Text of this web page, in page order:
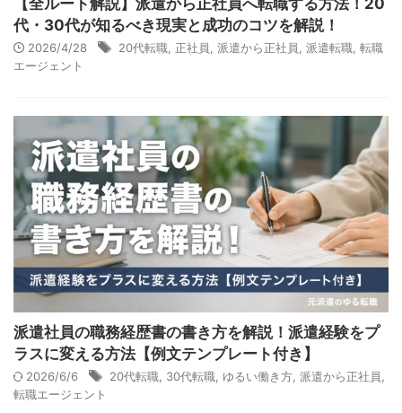
代・30代が知るべき現実と成功のコツを解説！
2026/4/28 20代転職 正社員 派遣から正社員 派遣転職 転職
エージェント
派遣社員の職務経歴書の書き方を解説！派遣経験をプ
ラスに変える方法【例文テンプレート付き】
2026/6/6 20代転職 30代転職 ゆるい働き方 派遣から正社員
転職エージェント